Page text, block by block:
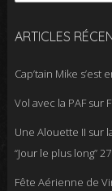
ARTICLES
Cap’tain Mike
Vol avec la PAF sur
Une Alouette II sur
“Jour le plus long”
Fête Aérienne de